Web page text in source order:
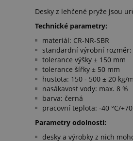
Desky z lehčené pryže jsou
Technické parametry:
materiál: CR-NR-SBR
standardní výrobní rozměr:
tolerance výšky ± 150 mm
tolerance šířky ± 50 mm
hustota: 150 - 500 ± 20 kg/m
nasákavost vody: max. 8 %
barva: černá
pracovní teplota: -40 °C/+70
Parametry odolnosti:
desky a výrobky z nich